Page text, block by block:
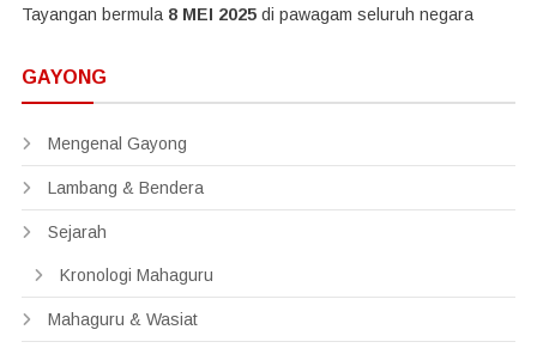
Tayangan bermula 8 MEI 2025di pawagam seluruh negara
GAYONG
Mengenal Gayong
Lambang & Bendera
Sejarah
Kronologi Mahaguru
Mahaguru & Wasiat